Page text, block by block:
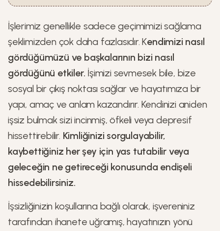
İşlerimiz genellikle sadece geçimimizi sağlama
şeklimizden çok daha fazlasıdır. Kendimizi nasıl
gördüğümüzü ve başkalarının bizi nasıl
gördüğünü etkiler. İşimizi sevmesek bile, bize
sosyal bir çıkış noktası sağlar ve hayatımıza bir
yapı, amaç ve anlam kazandırır. Kendinizi aniden
işsiz bulmak sizi incinmiş, öfkeli veya depresif
hissettirebilir. Kimliğinizi sorgulayabilir,
kaybettiğiniz her şey için yas tutabilir veya
geleceğin ne getireceği konusunda endişeli
hissedebilirsiniz.
İşsizliğinizin koşullarına bağlı olarak, işvereniniz
tarafından ihanete uğramış, hayatınızın yönü